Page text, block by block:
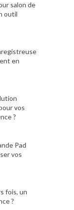
salon de
outil
en
vos
?
Pad
vos
fois, un
?